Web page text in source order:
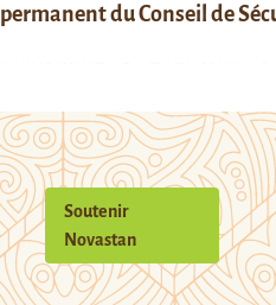
permanent du Conseil de
Soutenir
Novastan